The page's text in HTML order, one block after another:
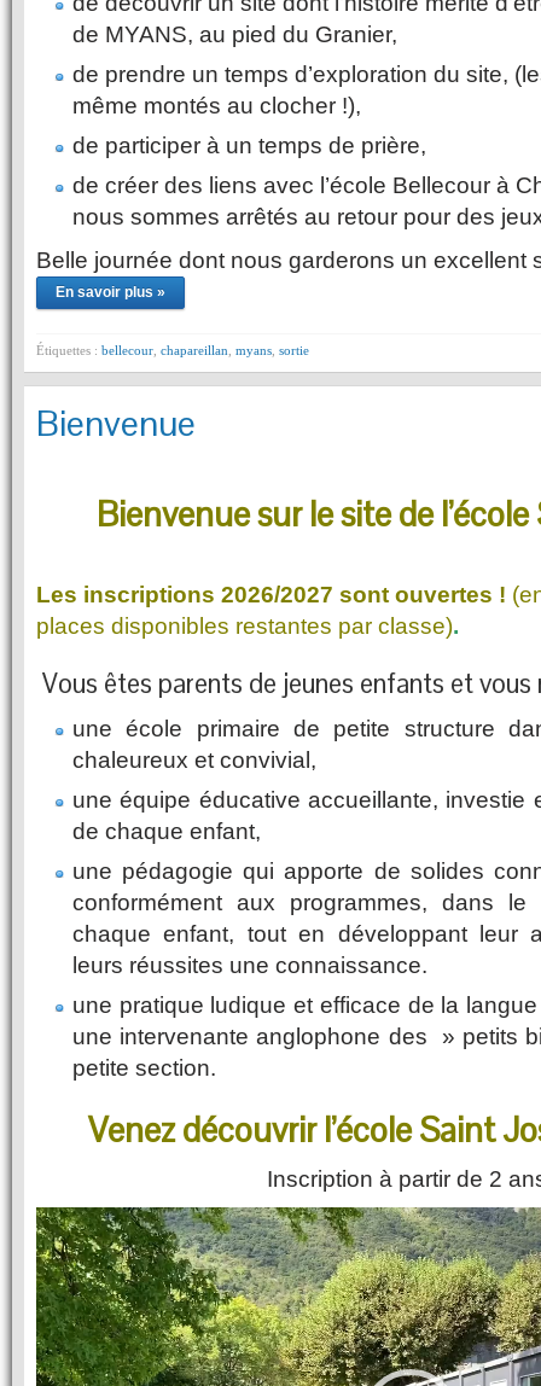
de MYANS, au pied du Granier,
de prendre un temps d’exploration du site,
même montés au clocher !),
de participer à un temps de prière,
de créer des liens avec l’école Bellecour à
nous sommes arrêtés au retour pour des
Belle journée dont nous garderons un excellent
En savoir plus »
Étiquettes : bellecour chapareillan myans sortie
Bienvenue
Bienvenue sur le site de
Les inscriptions 2026/2027 sont ouvertes !
places disponibles restantes par classe).
Vous êtes parents de jeunes enfants et vous
une école primaire de petite structure
chaleureux et convivial,
une équipe éducative accueillante, investie
de chaque enfant,
une pédagogie qui apporte de solides
conformément aux programmes, dans
chaque enfant, tout en développant leur
leurs réussites une connaissance.
une pratique ludique et efficace de la
une intervenante anglophone des » petits
petite section.
Venez découvrir l’école Saint
Inscription à partir de 2
Video
Player